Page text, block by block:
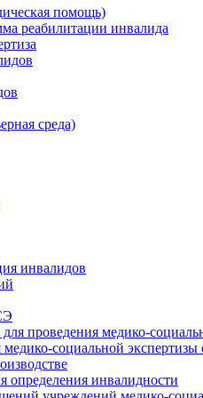
помощь)
реабилитации инвалида
среда)
инвалидов
проведения медико-
социальной экспертизы
определения инвалидности